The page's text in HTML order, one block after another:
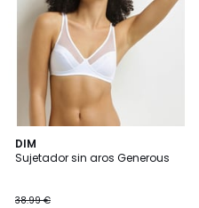
DIM
Sujetador sin aros Generous
38.99 €
4,1
/ 5
3
Colores